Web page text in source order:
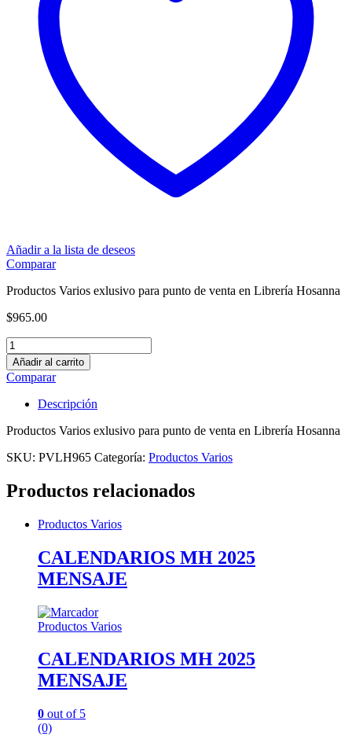
Añadir a la lista de deseos
Comparar
Productos Varios exlusivo para punto de venta en Librería Hosanna
$965.00
Productos
Varios
Librería
Hosanna
quantity
Añadir al carrito
Comparar
Descripción
Productos Varios exlusivo para punto de venta en Librería Hosanna
SKU: PVLH965 Categoría: Productos Varios
Productos relacionados
Productos Varios
CALENDARIOS MH 2025
MENSAJE
Productos Varios
CALENDARIOS MH 2025
MENSAJE
0 out of 5
(0)